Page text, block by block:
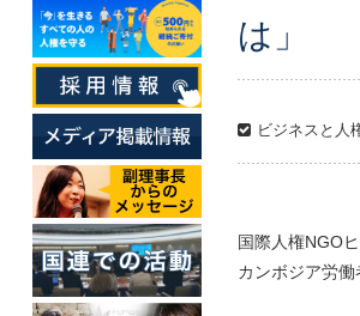
は」
ビジネスと人
国際人権NGO
カンボジア労